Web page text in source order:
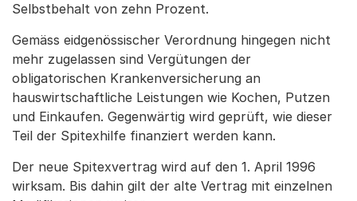
Selbstbehalt von zehn Prozent.
Gemäss eidgenössischer Verordnung hingegen nicht
mehr zugelassen sind Vergütungen der
obligatorischen Krankenversicherung an
hauswirtschaftliche Leistungen wie Kochen, Putzen
und Einkaufen. Gegenwärtig wird geprüft, wie dieser
Teil der Spitexhilfe finanziert werden kann.
Der neue Spitexvertrag wird auf den 1. April 1996
wirksam. Bis dahin gilt der alte Vertrag mit einzelnen